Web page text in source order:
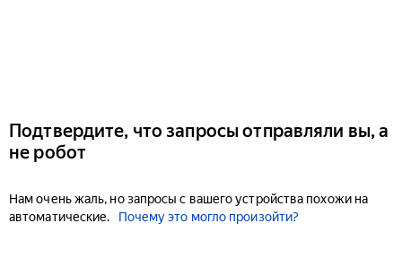
Подтвердите, что запросы отправляли вы, а
не робот
Нам очень жаль, но запросы с вашего устройства похожи на
автоматические.
Почему это могло произойти?